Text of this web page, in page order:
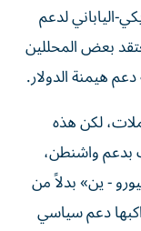
الياباني لدعم
بعض المحللين
هيمنة الدولار.
لكن هذه
بدعم واشنطن،
- ين» بدلاً من
دعم سياسي